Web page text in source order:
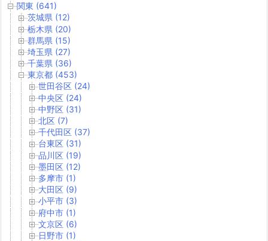
関東 (641)
茨城県 (12)
栃木県 (20)
群馬県 (15)
埼玉県 (27)
千葉県 (36)
東京都 (453)
世田谷区 (24)
中央区 (24)
中野区 (31)
北区 (7)
千代田区 (37)
台東区 (31)
品川区 (19)
墨田区 (12)
多摩市 (1)
大田区 (9)
小平市 (3)
府中市 (1)
文京区 (6)
日野市 (1)